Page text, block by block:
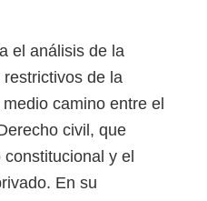
el análisis de la
de la
camino entre el
civil, que
y el
En su